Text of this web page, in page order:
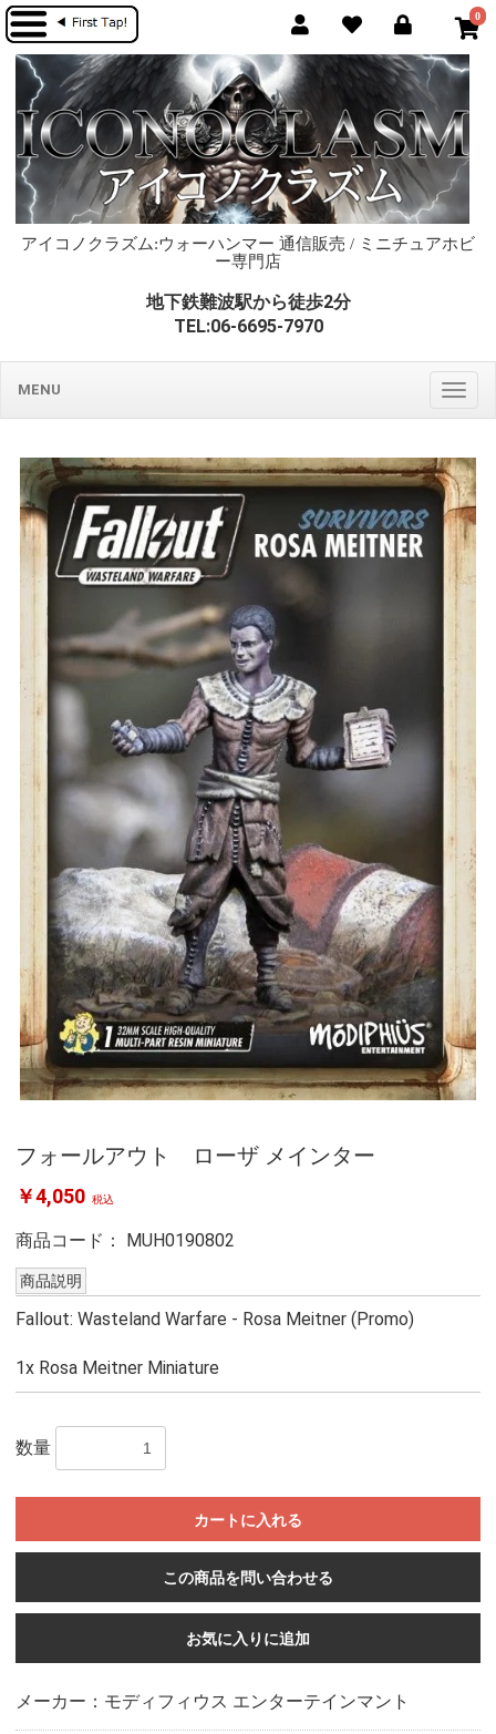
0
アイコノクラズム:ウォーハンマー 通信販売 / ミニチュアホビ
ー専門店
地下鉄難波駅から徒歩2分
TEL:06-6695-7970
MENU
フォールアウト ローザ メインター
￥4,050 税込
商品コード： MUH0190802
商品説明
Fallout: Wasteland Warfare - Rosa Meitner (Promo)
1x Rosa Meitner Miniature
数量
カートに入れる
この商品を問い合わせる
お気に入りに追加
メーカー：モディフィウス エンターテインマント